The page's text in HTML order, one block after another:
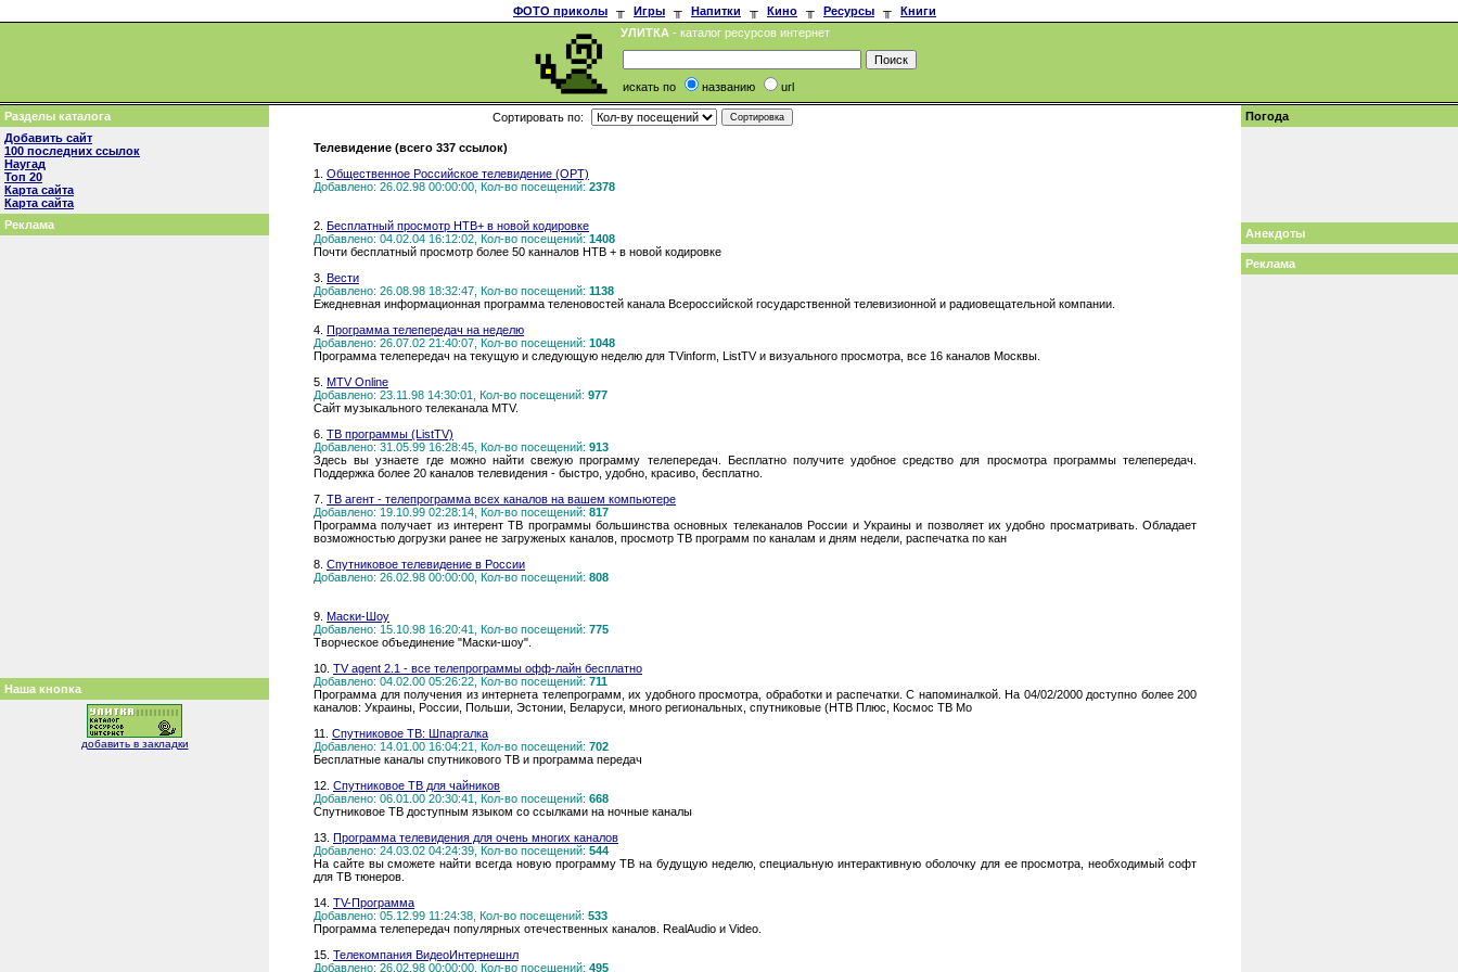
ФОТО приколы ╥ Игры ╥ Напитки ╥ Кино ╥ Ресурсы ╥
Книги
УЛИТКА - каталог ресурсов интернет
искать по названию url
Разделы каталога
Добавить сайт
100 последних ссылок
Наугад
Топ 20
Карта сайта
Карта сайта
Реклама
Наша кнопка
добавить в закладки
Сортировать по:
Телевидение (всего 337 ссылок)
1. Общественное Российское телевидение (ОРТ)
Добавлено: 26.02.98 00:00:00, Кол-во посещений: 2378
2. Бесплатный просмотр НТВ+ в новой кодировке
Добавлено: 04.02.04 16:12:02, Кол-во посещений: 1408
Почти бесплатный просмотр более 50 канналов НТВ + в новой кодировке
3. Вести
Добавлено: 26.08.98 18:32:47, Кол-во посещений: 1138
Ежедневная информационная программа теленовостей канала Всероссийской государственной телевизионной и радиовещательной компании.
4. Программа телепередач на неделю
Добавлено: 26.07.02 21:40:07, Кол-во посещений: 1048
Программа телепередач на текущую и следующую неделю для TVinform, ListTV и визуального просмотра, все 16 каналов Москвы.
5. MTV Online
Добавлено: 23.11.98 14:30:01, Кол-во посещений: 977
Сайт музыкального телеканала MTV.
6. ТВ программы (ListTV)
Добавлено: 31.05.99 16:28:45, Кол-во посещений: 913
Здесь вы узнаете где можно найти свежую программу телепередач. Бесплатно получите удобное средство для просмотра программы телепередач.
Поддержка более 20 каналов телевидения - быстро, удобно, красиво, бесплатно.
7. ТВ агент - телепрограмма всех каналов на вашем компьютере
Добавлено: 19.10.99 02:28:14, Кол-во посещений: 817
Программа получает из интерент ТВ программы большинства основных телеканалов России и Украины и позволяет их удобно просматривать. Обладает
возможностью догрузки ранее не загруженых каналов, просмотр ТВ программ по каналам и дням недели, распечатка по кан
8. Спутниковое телевидение в России
Добавлено: 26.02.98 00:00:00, Кол-во посещений: 808
9. Маски-Шоу
Добавлено: 15.10.98 16:20:41, Кол-во посещений: 775
Творческое объединение "Маски-шоу".
10. TV agent 2.1 - все телепрограммы офф-лайн бесплатно
Добавлено: 04.02.00 05:26:22, Кол-во посещений: 711
Программа для получения из интернета телепрограмм, их удобного просмотра, обработки и распечатки. С напоминалкой. На 04/02/2000 доступно более 200
каналов: Украины, России, Польши, Эстонии, Беларуси, много региональных, спутниковые (НТВ Плюс, Космос ТВ Мо
11. Спутниковое ТВ: Шпаргалка
Добавлено: 14.01.00 16:04:21, Кол-во посещений: 702
Бесплатные каналы спутникового ТВ и программа передач
12. Спутниковое ТВ для чайников
Добавлено: 06.01.00 20:30:41, Кол-во посещений: 668
Спутниковое ТВ доступным языком со ссылками на ночные каналы
13. Программа телевидения для очень многих каналов
Добавлено: 24.03.02 04:24:39, Кол-во посещений: 544
На сайте вы сможете найти всегда новую программу ТВ на будущую неделю, специальную интерактивную оболочку для ее просмотра, необходимый софт
для ТВ тюнеров.
14. TV-Программа
Добавлено: 05.12.99 11:24:38, Кол-во посещений: 533
Программа телепередач популярных отечественных каналов. RealAudio и Video.
15. Телекомпания ВидеоИнтернешнл
Добавлено: 26.02.98 00:00:00, Кол-во посещений: 495
Погода
Анекдоты
Реклама